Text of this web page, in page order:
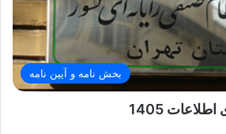
بخش نامه و آیین نامه
1405